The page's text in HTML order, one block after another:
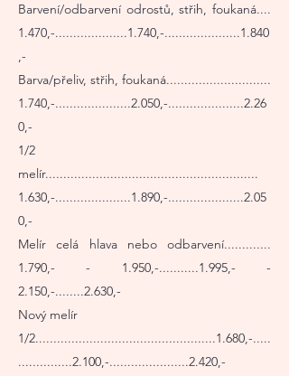
Barvení/odbarvení odrostů, střih, foukaná....
1.470,-....................1.740,-.....................1.840
,-
Barva/přeliv, střih, foukaná.............................
1.740,-.....................2.050,-.....................2.26
0,-
1/2
melír...........................................................
1.630,-.....................1.890,-.....................2.05
0,-
Melír celá hlava nebo odbarvení.............
1.790,- - 1.950,-...........1.995,- -
2.150,-........2.630,-
Nový melír
1/2..................................................1.680,-.....
...............2.100,-......................2.420,-